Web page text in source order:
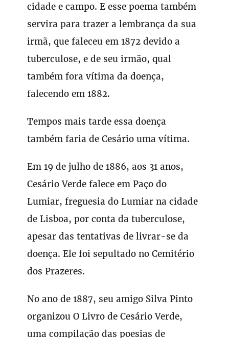
cidade e campo. E esse poema também
servira para trazer a lembrança da sua
irmã, que faleceu em 1872 devido a
tuberculose, e de seu irmão, qual
também fora vítima da doença,
falecendo em 1882.
Tempos mais tarde essa doença
também faria de Cesário uma vítima.
Em 19 de julho de 1886, aos 31 anos,
Cesário Verde falece em Paço do
Lumiar, freguesia do Lumiar na cidade
de Lisboa, por conta da tuberculose,
apesar das tentativas de livrar-se da
doença. Ele foi sepultado no Cemitério
dos Prazeres.
No ano de 1887, seu amigo Silva Pinto
organizou O Livro de Cesário Verde,
uma compilação das poesias de